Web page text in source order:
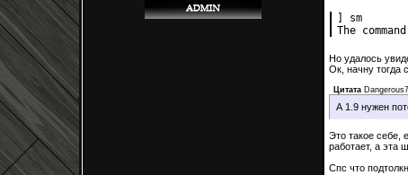
] sm
The command
Но удалось
Ок, начну тогда
Цитата
А 1.9 нужен
Это такое себе,
работает, а эта
Спс что